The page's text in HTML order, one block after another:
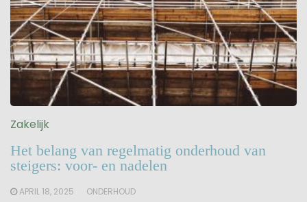
Zakelijk
Het belang van regelmatig onderhoud van
steigers: voor- en nadelen
APRIL 18, 2025 ONDERHOUD